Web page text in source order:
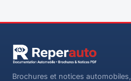
Brochures et notices automobiles,